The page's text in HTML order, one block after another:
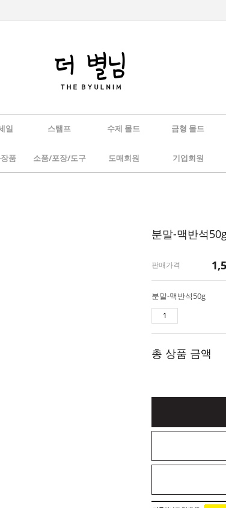
일 스탬프 수제 몰드 금형 몰드
품 소품/포장/도구 도매회원 기업회원
분말-맥반석
판매가격
분말-맥반석50g
총 상품 금액